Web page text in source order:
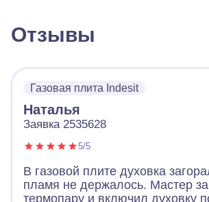
Отзывы
Газовая плита Indesit
Наталья
Заявка 2535628
5/5
В газовой плите духовка
пламя не держалось. Мастер
термопару и включил духовку